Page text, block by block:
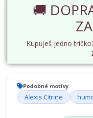
🚚
Kupuješ jedno
Podobné motívy
Alexis Citrine